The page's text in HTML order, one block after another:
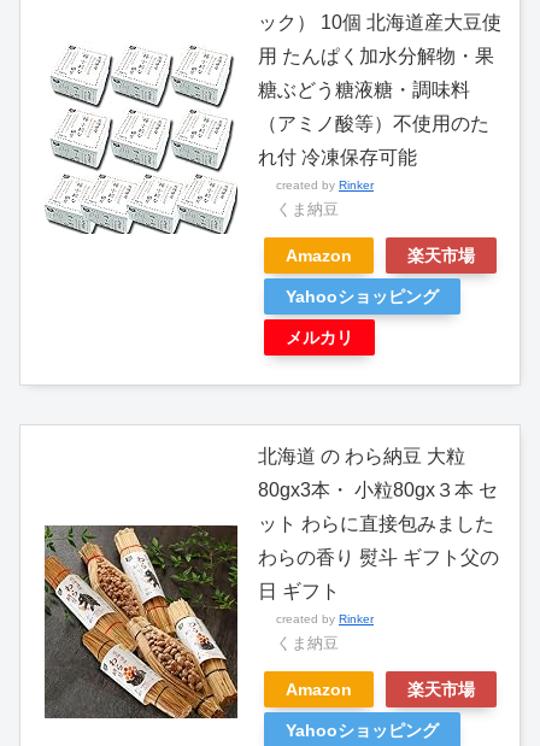
ック） 10個 北海道産大豆使
用 たんぱく加水分解物・果
糖ぶどう糖液糖・調味料
（アミノ酸等）不使用のた
れ付 冷凍保存可能
created by Rinker
くま納豆
Amazon 楽天市場
Yahooショッピング
メルカリ
北海道 の わら納豆 大粒
80gx3本・ 小粒80gx３本 セ
ット わらに直接包みました
わらの香り 熨斗 ギフト父の
日 ギフト
created by Rinker
くま納豆
Amazon 楽天市場
Yahooショッピング